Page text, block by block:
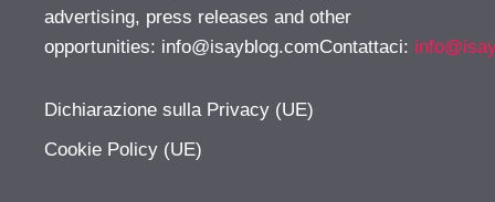
advertising, press releases and other
opportunities: info@isayblog.comContattaci:
Dichiarazione sulla Privacy (UE)
Cookie Policy (UE)